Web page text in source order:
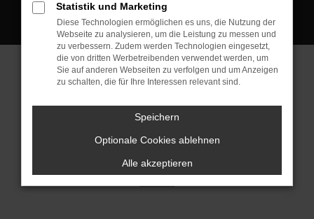
Cookie Einstellungen
© 2026 Jakob Trading GmbH | Neustädter Straße 1 | DE-08223
Neustadt/Vogtland | fj@jakob-trading.com | Webdesign by audaris.de
Statistik und Marketing
Diese Technologien ermöglichen es uns, die Nutzung der
Webseite zu analysieren, um die Leistung zu messen und
zu verbessern. Zudem werden Technologien eingesetzt,
die von dritten Werbetreibenden verwendet werden, um
Sie auf anderen Webseiten zu verfolgen und um Anzeigen
zu schalten, die für Ihre Interessen relevant sind.
Speichern
Optionale Cookies ablehnen
Alle akzeptieren